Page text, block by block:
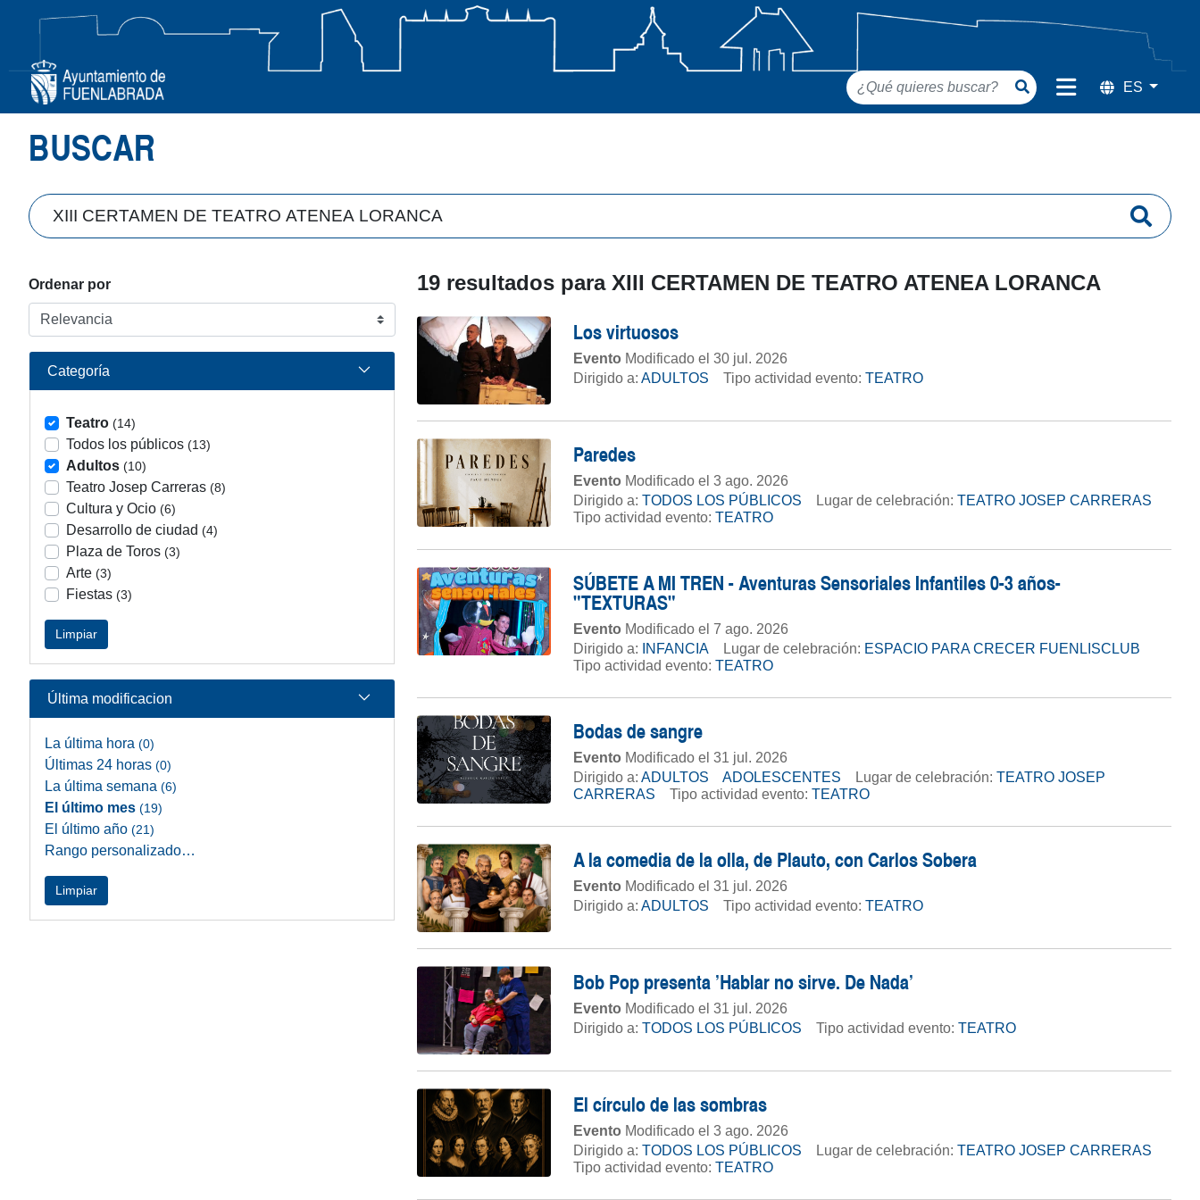
Búsqueda
BUSCAR
Ordenar por
Categoría
Teatro (14)
Todos los públicos (13)
Adultos (10)
Teatro Josep Carreras (8)
Cultura y Ocio (6)
Desarrollo de ciudad (4)
Plaza de Toros (3)
Arte (3)
Fiestas (3)
Limpiar
Última modificacion
La última hora (0)
Últimas 24 horas (0)
La última semana (6)
El último mes (19)
El último año (21)
Rango personalizado…
Limpiar
19 resultados para XIII CERTAMEN DE TEATRO ATENEA LORANCA
Los virtuosos
Evento Modificado el 30 jul. 2026
Dirigido a: ADULTOS Tipo actividad evento: TEATRO
Paredes
Evento Modificado el 3 ago. 2026
Dirigido a: TODOS LOS PÚBLICOS Lugar de celebración: TEATRO JOSEP CARRERAS
Tipo actividad evento: TEATRO
SÚBETE A MI TREN - Aventuras Sensoriales Infantiles 0-3 años-
"TEXTURAS"
Evento Modificado el 7 ago. 2026
Dirigido a:
INFANCIA Lugar de celebración: ESPACIO PARA CRECER FUENLISCLUB
Tipo actividad evento: TEATRO
Bodas de sangre
Evento Modificado el 31 jul. 2026
Dirigido a: ADULTOS ADOLESCENTES Lugar de celebración: TEATRO JOSEP
CARRERAS
Tipo actividad evento: TEATRO
A la comedia de la olla, de Plauto, con Carlos Sobera
Evento Modificado el 31 jul. 2026
Dirigido a: ADULTOS Tipo actividad evento: TEATRO
Bob Pop presenta 'Hablar no sirve. De Nada'
Evento Modificado el 31 jul. 2026
Dirigido a: TODOS LOS PÚBLICOS Tipo actividad evento: TEATRO
El círculo de las sombras
Evento Modificado el 3 ago. 2026
Dirigido a: TODOS LOS PÚBLICOS Lugar de celebración: TEATRO JOSEP CARRERAS
Tipo actividad evento: TEATRO